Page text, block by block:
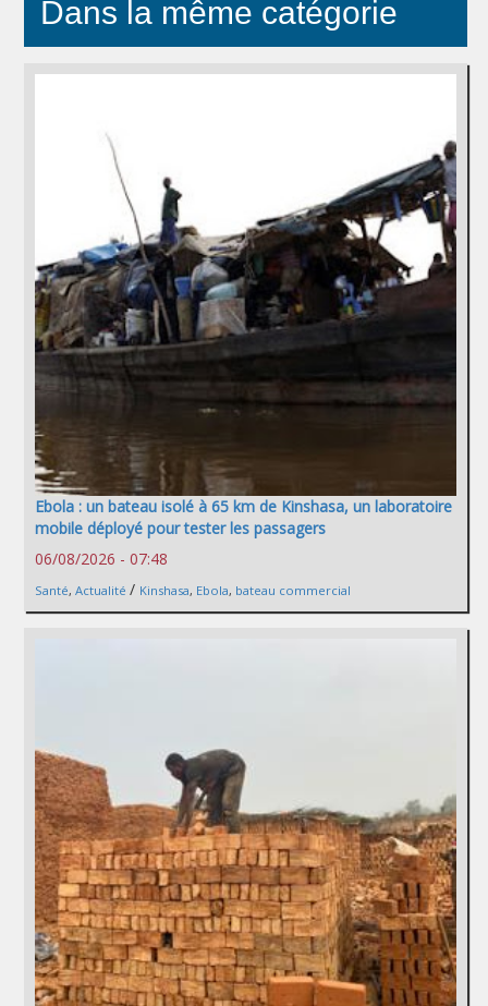
Dans la même catégorie
Ebola : un bateau isolé à 65 km de Kinshasa, un laboratoire
mobile déployé pour tester les passagers
06/08/2026 - 07:48
Santé, Actualité / Kinshasa, Ebola, bateau commercial